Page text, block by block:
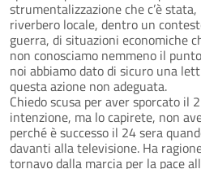
strumentalizzazione che c’è
riverbero locale, dentro un
guerra, di situazioni economiche
non conosciamo nemmeno il
noi abbiamo dato di sicuro una
questa azione non adeguata.
Chiedo scusa per aver sporcato il
intenzione, ma lo capirete, non
perché è successo il 24 sera
davanti alla televisione. Ha
tornavo dalla marcia per la pace